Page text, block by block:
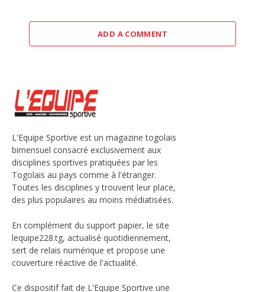
ADD A COMMENT
L'Equipe Sportive est un magazine togolais
bimensuel consacré exclusivement aux
disciplines sportives pratiquées par les
Togolais au pays comme à l'étranger.
Toutes les disciplines y trouvent leur place,
des plus populaires au moins médiatisées.
En complément du support papier, le site
lequipe228.tg, actualisé quotidiennement,
sert de relais numérique et propose une
couverture réactive de l'actualité.
Ce dispositif fait de L'Equipe Sportive une